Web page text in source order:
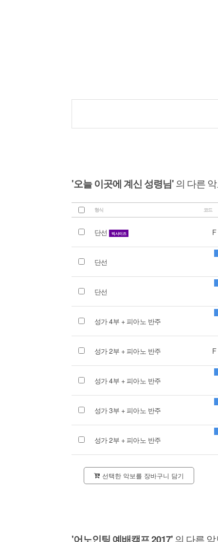
'오늘 이곳에 계신 성령님'의 다른
형식 코드
단선 빅사이즈
단선
단선
성가 4부 + 피아노 반주
성가 2부 + 피아노 반주
성가 4부 + 피아노 반주
성가 3부 + 피아노 반주
성가 2부 + 피아노 반주
선택한 악보를 장바구니 담기
'어노인팅 예배캠프 2017'의 다른 악